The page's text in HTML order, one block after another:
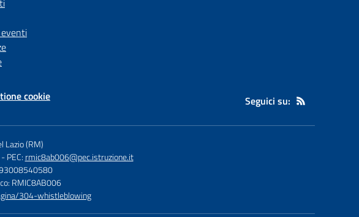
cookie Seguici su:
Lazio (RM)
- PEC: rmic8ab006@pec.istruzione.it
RMIC8AB006
304-whistleblowing